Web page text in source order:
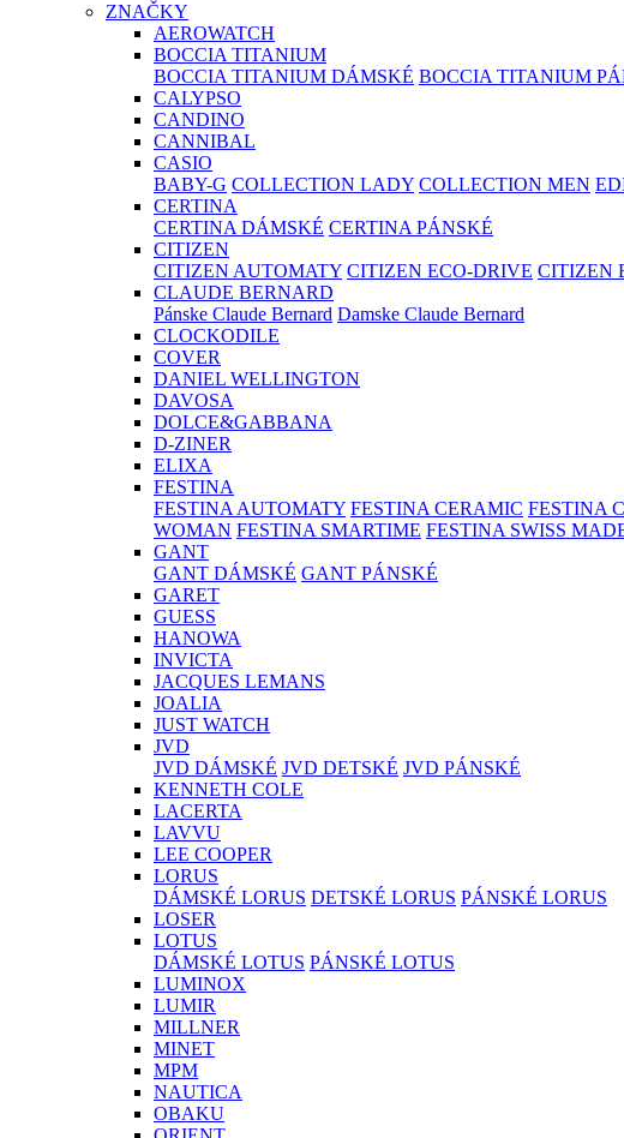
ZNAČKY
AEROWATCH
BOCCIA TITANIUM
BOCCIA TITANIUM DÁMSKÉ BOCCIA TITANIUM
CALYPSO
CANDINO
CANNIBAL
CASIO
BABY-G COLLECTION LADY COLLECTION MEN
CERTINA
CERTINA DÁMSKÉ CERTINA PÁNSKÉ
CITIZEN
CITIZEN AUTOMATY CITIZEN ECO-DRIVE CITIZEN
CLAUDE BERNARD
Pánske Claude Bernard Damske Claude Bernard
CLOCKODILE
COVER
DANIEL WELLINGTON
DAVOSA
DOLCE&GABBANA
D-ZINER
ELIXA
FESTINA
FESTINA AUTOMATY FESTINA CERAMIC FESTINA
WOMAN FESTINA SMARTIME FESTINA SWISS
GANT
GANT DÁMSKÉ GANT PÁNSKÉ
GARET
GUESS
HANOWA
INVICTA
JACQUES LEMANS
JOALIA
JUST WATCH
JVD
JVD DÁMSKÉ JVD DETSKÉ JVD PÁNSKÉ
KENNETH COLE
LACERTA
LAVVU
LEE COOPER
LORUS
DÁMSKÉ LORUS DETSKÉ LORUS PÁNSKÉ LORUS
LOSER
LOTUS
DÁMSKÉ LOTUS PÁNSKÉ LOTUS
LUMINOX
LUMIR
MILLNER
MINET
MPM
NAUTICA
OBAKU